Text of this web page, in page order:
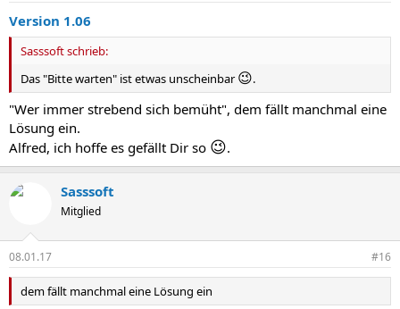
Version 1.06
Sasssoft schrieb:
Das "Bitte warten" ist etwas unscheinbar😉.
"Wer immer strebend sich bemüht", dem fällt manchmal eine
Lösung ein.
Alfred, ich hoffe es gefällt Dir so 😉.
Sasssoft
Mitglied
08.01.17 #16
dem fällt manchmal eine Lösung ein